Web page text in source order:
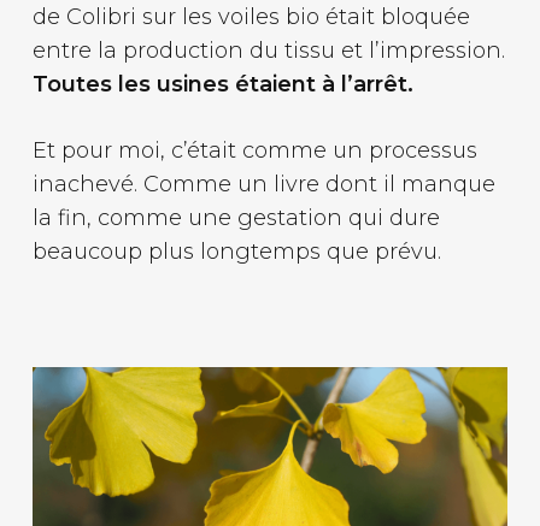
de Colibri sur les voiles bio était bloquée
entre la production du tissu et l’impression.
Toutes les usines étaient à l’arrêt.
Et pour moi, c’était comme un processus
inachevé. Comme un livre dont il manque
la fin, comme une gestation qui dure
beaucoup plus longtemps que prévu.